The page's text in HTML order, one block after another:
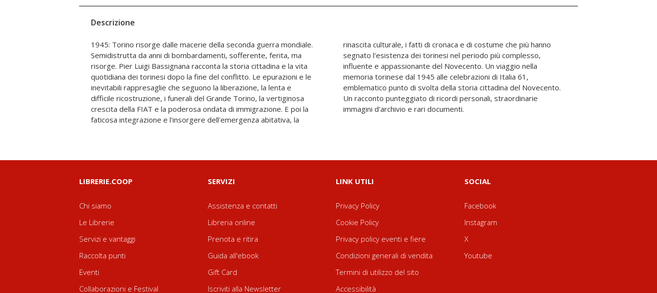
Descrizione
1945: Torino risorge dalle macerie della seconda guerra mondiale.
Semidistrutta da anni di bombardamenti, sofferente, ferita, ma
risorge. Pier Luigi Bassignana racconta la storia cittadina e la vita
quotidiana dei torinesi dopo la fine del conflitto. Le epurazioni e le
inevitabili rappresaglie che seguono la liberazione, la lenta e
difficile ricostruzione, i funerali del Grande Torino, la vertiginosa
crescita della FIAT e la poderosa ondata di immigrazione. E poi la
faticosa integrazione e l'insorgere dell'emergenza abitativa, la
rinascita culturale, i fatti di cronaca e di costume che più hanno
segnato l'esistenza dei torinesi nel periodo più complesso,
influente e appassionante del Novecento. Un viaggio nella
memoria torinese dal 1945 alle celebrazioni di Italia 61,
emblematico punto di svolta della storia cittadina del Novecento.
Un racconto punteggiato di ricordi personali, straordinarie
immagini d'archivio e rari documenti.
LIBRERIE.COOP
Chi siamo
Le Librerie
Servizi e vantaggi
Raccolta punti
Eventi
Collaborazioni e Festival
SERVIZI
Assistenza e contatti
Libreria online
Prenota e ritira
Guida all'ebook
Gift Card
Iscriviti alla Newsletter
LINK UTILI
Privacy Policy
Cookie Policy
Privacy policy eventi e fiere
Condizioni generali di vendita
Termini di utilizzo del sito
Accessibilità
SOCIAL
Facebook
Instagram
X
Youtube